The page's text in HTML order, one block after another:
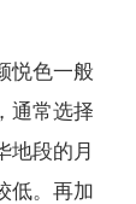
色一般
通常选择
地段的月
低。再加